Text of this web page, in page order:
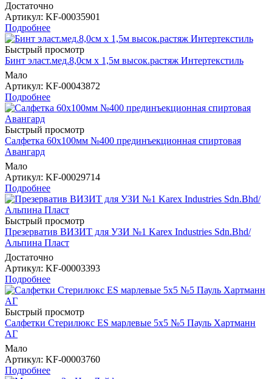
Достаточно
Артикул: KF-00035901
Подробнее
Быстрый просмотр
Бинт эласт.мед.8,0см х 1,5м высок.растяж Интертекстиль
Мало
Артикул: KF-00043872
Подробнее
Быстрый просмотр
Салфетка 60х100мм №400 прединъекционная спиртовая
Авангард
Мало
Артикул: KF-00029714
Подробнее
Быстрый просмотр
Презерватив ВИЗИТ для УЗИ №1 Karex Industries Sdn.Bhd/
Альпина Пласт
Достаточно
Артикул: KF-00003393
Подробнее
Быстрый просмотр
Салфетки Стерилюкс ES марлевые 5х5 №5 Пауль Хартманн
AГ
Мало
Артикул: KF-00003760
Подробнее